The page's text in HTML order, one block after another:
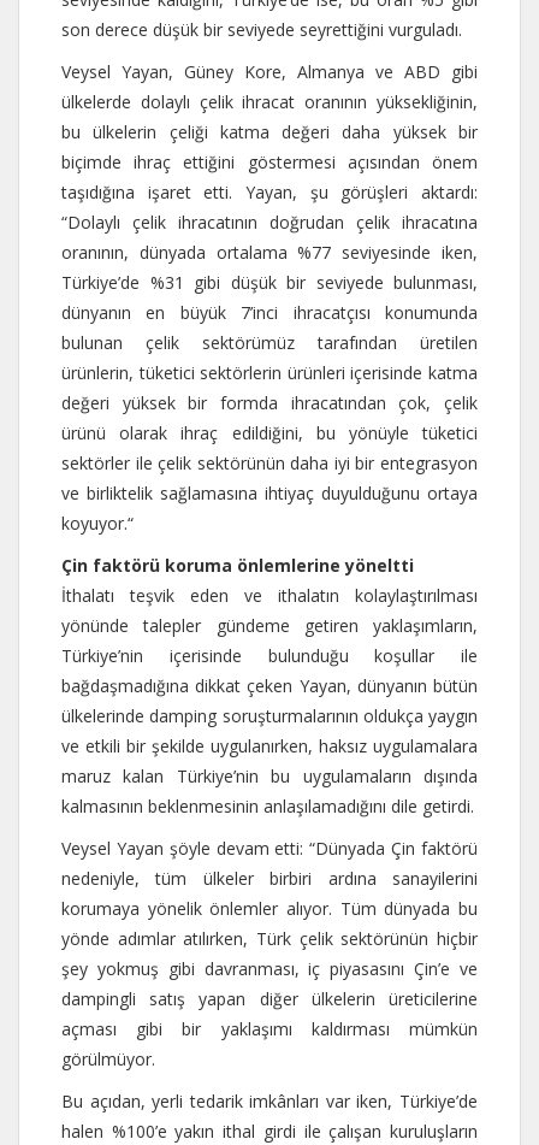
son derece düşük bir seviyede seyrettiğini vurguladı.
Veysel Yayan, Güney Kore, Almanya ve ABD gibi
ülkelerde dolaylı çelik ihracat oranının yüksekliğinin,
bu ülkelerin çeliği katma değeri daha yüksek bir
biçimde ihraç ettiğini göstermesi açısından önem
taşıdığına işaret etti. Yayan, şu görüşleri aktardı:
“Dolaylı çelik ihracatının doğrudan çelik ihracatına
oranının, dünyada ortalama %77 seviyesinde iken,
Türkiye’de %31 gibi düşük bir seviyede bulunması,
dünyanın en büyük 7’inci ihracatçısı konumunda
bulunan çelik sektörümüz tarafından üretilen
ürünlerin, tüketici sektörlerin ürünleri içerisinde katma
değeri yüksek bir formda ihracatından çok, çelik
ürünü olarak ihraç edildiğini, bu yönüyle tüketici
sektörler ile çelik sektörünün daha iyi bir entegrasyon
ve birliktelik sağlamasına ihtiyaç duyulduğunu ortaya
koyuyor.“
Çin faktörü koruma önlemlerine yöneltti
İthalatı teşvik eden ve ithalatın kolaylaştırılması
yönünde talepler gündeme getiren yaklaşımların,
Türkiye’nin içerisinde bulunduğu koşullar ile
bağdaşmadığına dikkat çeken Yayan, dünyanın bütün
ülkelerinde damping soruşturmalarının oldukça yaygın
ve etkili bir şekilde uygulanırken, haksız uygulamalara
maruz kalan Türkiye’nin bu uygulamaların dışında
kalmasının beklenmesinin anlaşılamadığını dile getirdi.
Veysel Yayan şöyle devam etti: “Dünyada Çin faktörü
nedeniyle, tüm ülkeler birbiri ardına sanayilerini
korumaya yönelik önlemler alıyor. Tüm dünyada bu
yönde adımlar atılırken, Türk çelik sektörünün hiçbir
şey yokmuş gibi davranması, iç piyasasını Çin’e ve
dampingli satış yapan diğer ülkelerin üreticilerine
açması gibi bir yaklaşımı kaldırması mümkün
görülmüyor.
Bu açıdan, yerli tedarik imkânları var iken, Türkiye’de
halen %100’e yakın ithal girdi ile çalışan kuruluşların